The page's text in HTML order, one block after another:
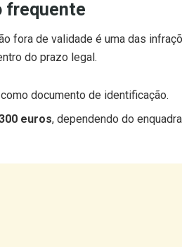
fora de validade é uma das
documento de identificação.
euros, dependendo do